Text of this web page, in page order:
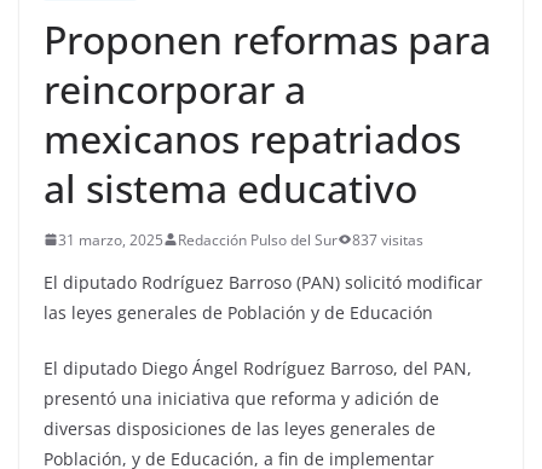
Proponen reformas para
reincorporar a
mexicanos repatriados
al sistema educativo
31 marzo, 2025 Redacción Pulso del Sur 837 visitas
El diputado Rodríguez Barroso (PAN) solicitó modificar
las leyes generales de Población y de Educación
El diputado Diego Ángel Rodríguez Barroso, del PAN,
presentó una iniciativa que reforma y adición de
diversas disposiciones de las leyes generales de
Población, y de Educación, a fin de implementar